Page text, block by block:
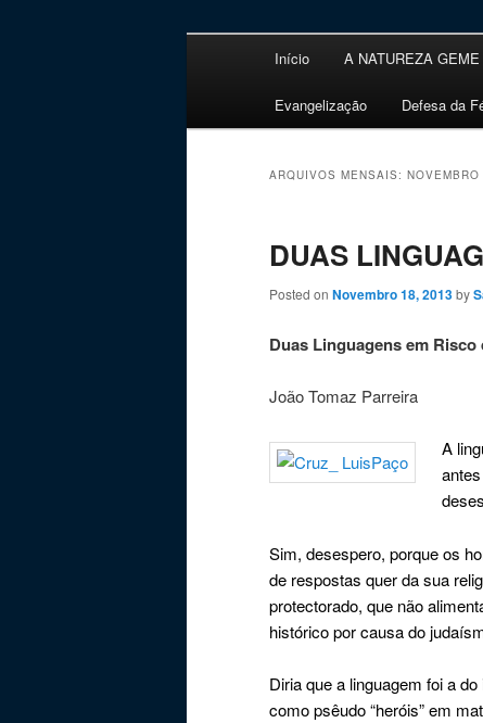
Apologética
Saltar para o conteúdo
Saltar para o conteúdo
Início A NATUREZA
Evangelização Defesa da
ARQUIVOS MENSAIS:
DUAS
Posted on Novembro 18, 2013by
Duas Linguagens em Risco
João Tomaz Parreira
A
Sim, desespero, porque os
de respostas quer da sua
protectorado, que não
histórico por causa do
Diria que a linguagem foi a
como psêudo “heróis” em